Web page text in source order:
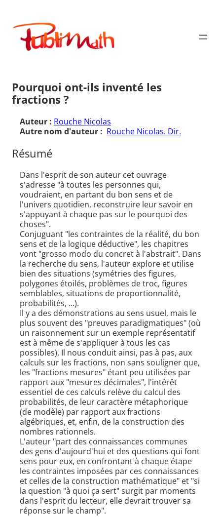
contenu
Publimath
Pourquoi ont-ils inventé les
fractions ?
Auteur : Rouche Nicolas
Autre nom d'auteur : Rouche Nicolas. Dir.
Résumé
Dans l'esprit de son auteur cet ouvrage
s'adresse "à toutes les personnes qui,
voudraient, en partant du bon sens et de
l'univers quotidien, reconstruire leur savoir en
s'appuyant à chaque pas sur le pourquoi des
choses".
Conjuguant "les contraintes de la réalité, du bon
sens et de la logique déductive", les chapitres
vont "grosso modo du concret à l'abstrait". Dans
la recherche du sens, l'auteur explore et utilise
bien des situations (symétries des figures,
polygones étoilés, problèmes de troc, figures
semblables, situations de proportionnalité,
probabilités, ...).
Il y a des démonstrations au sens usuel, mais le
plus souvent des "preuves paradigmatiques" (où
un raisonnement sur un exemple représentatif
est à même de s'appliquer à tous les cas
possibles). Il nous conduit ainsi, pas à pas, aux
calculs sur les fractions, non sans souligner que,
les "fractions mesures" étant peu utilisées par
rapport aux "mesures décimales", l'intérêt
essentiel de ces calculs relève du calcul des
probabilités, de leur caractère métaphorique
(de modèle) par rapport aux fractions
algébriques, et, enfin, de la construction des
nombres rationnels.
L'auteur "part des connaissances communes
des gens d'aujourd'hui et des questions qui font
sens pour eux, en confrontant à chaque étape
les contraintes imposées par ces connaissances
et celles de la construction mathématique" et "si
la question "à quoi ça sert" surgit par moments
dans l'esprit du lecteur, elle devrait trouver sa
réponse sur le champ".